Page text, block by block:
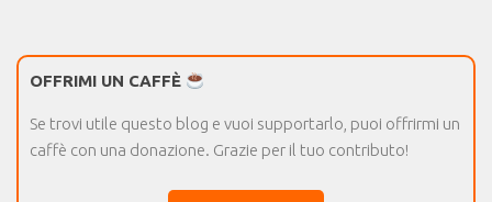
OFFRIMI UN CAFFÈ
Se trovi utile questo blog e vuoi supportarlo, puoi offrirmi un
caffè con una donazione. Grazie per il tuo contributo!